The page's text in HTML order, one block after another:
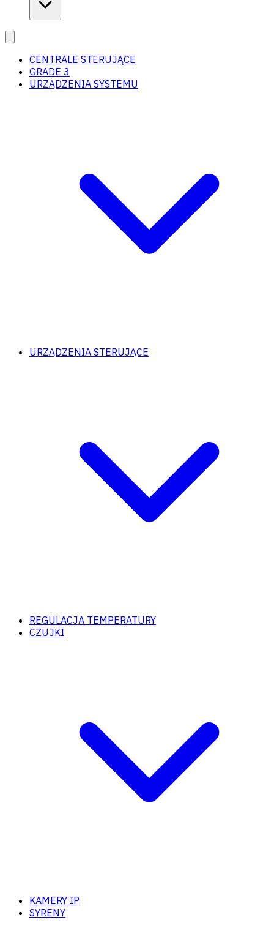
CENTRALE STERUJĄCE
GRADE 3
URZĄDZENIA SYSTEMU
URZĄDZENIA STERUJĄCE
REGULACJA TEMPERATURY
CZUJKI
KAMERY IP
SYRENY